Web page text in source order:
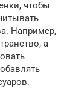
чтобы
Например,
а